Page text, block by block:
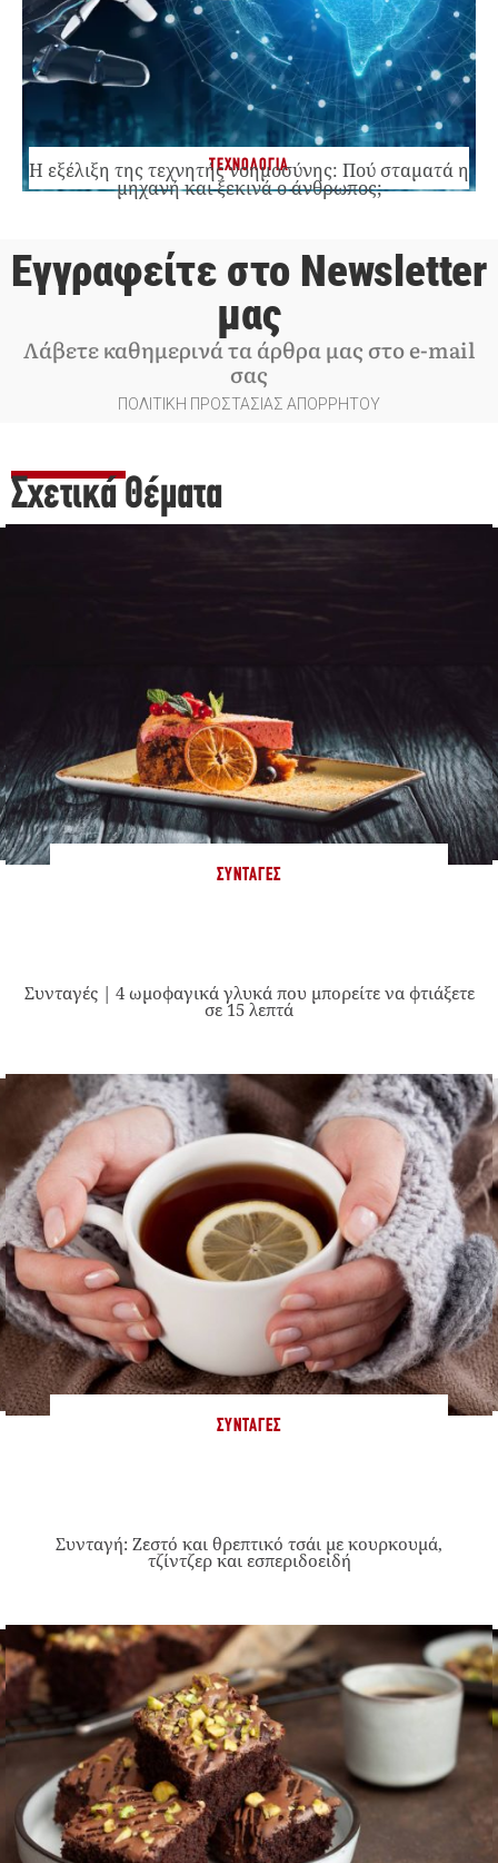
ΤΕΧΝΟΛΟΓΙΑ
Η εξέλιξη της τεχνητής νοημοσύνης: Πού σταματά η
μηχανή και ξεκινά ο άνθρωπος;
Εγγραφείτε στο Newsletter
μας
Λάβετε καθημερινά τα άρθρα μας στο e-mail
σας
ΠΟΛΙΤΙΚΗ ΠΡΟΣΤΑΣΙΑΣ ΑΠΟΡΡΗΤΟΥ
Σχετικά Θέματα
ΣΥΝΤΑΓΈΣ
Συνταγές | 4 ωμοφαγικά γλυκά που μπορείτε να φτιάξετε
σε 15 λεπτά
ΣΥΝΤΑΓΈΣ
Συνταγή: Ζεστό και θρεπτικό τσάι με κουρκουμά,
τζίντζερ και εσπεριδοειδή